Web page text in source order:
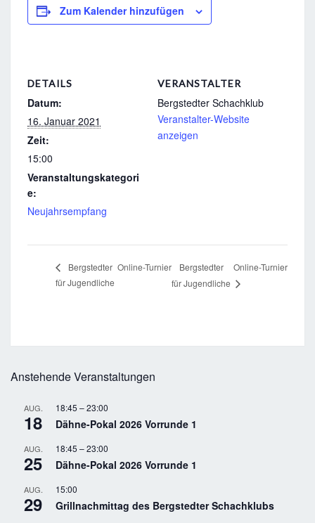
Zum Kalender hinzufügen
DETAILS
Datum:
16. Januar 2021
Zeit:
15:00
Veranstaltungskategori
e:
Neujahrsempfang
VERANSTALTER
Bergstedter Schachklub
Veranstalter-Website
anzeigen
Bergstedter Online-Turnier
für Jugendliche
Bergstedter Online-Turnier
für Jugendliche
Anstehende Veranstaltungen
AUG.
18
18:45 –23:00
Dähne-Pokal 2026 Vorrunde 1
AUG.
25
18:45 –23:00
Dähne-Pokal 2026 Vorrunde 1
AUG.
29
15:00
Grillnachmittag des Bergstedter Schachklubs